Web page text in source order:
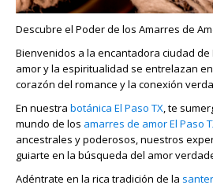
Descubre el Poder de los Amarres de
Bienvenidos a la encantadora ciudad de
amor y la espiritualidad se entrelazan
corazón del romance y la conexión
En nuestra botánica El Paso TX, te
mundo de los amarres de amor El Paso
ancestrales y poderosos, nuestros
guiarte en la búsqueda del amor
Adéntrate en la rica tradición de la